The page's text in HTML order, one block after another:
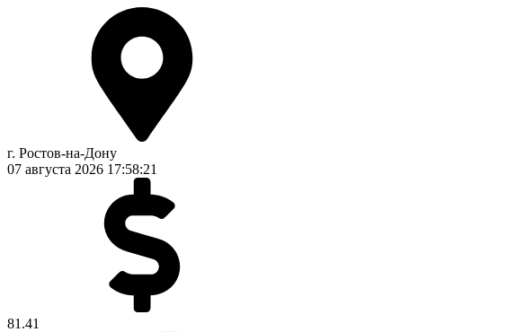
г. Ростов-на-Дону
07 августа 2026 17:58:22
81.41